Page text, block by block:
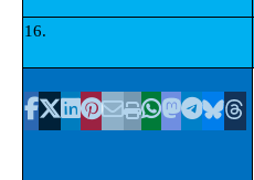
16.